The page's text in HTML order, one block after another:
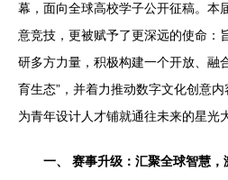
幕，面向全球高校学子公开征稿。本
意竞技，更被赋予了更深远的使命：
研多方力量，积极构建一个开放、融
育生态”，并着力推动数字文化创意内
为青年设计人才铺就通往未来的星光
一、 赛事升级：汇聚全球智慧，